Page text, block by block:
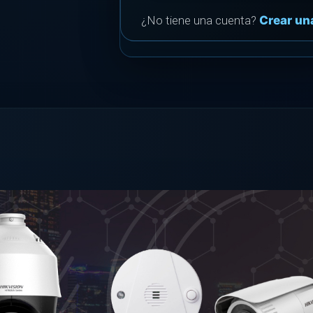
¿No tiene una cuenta? Crear